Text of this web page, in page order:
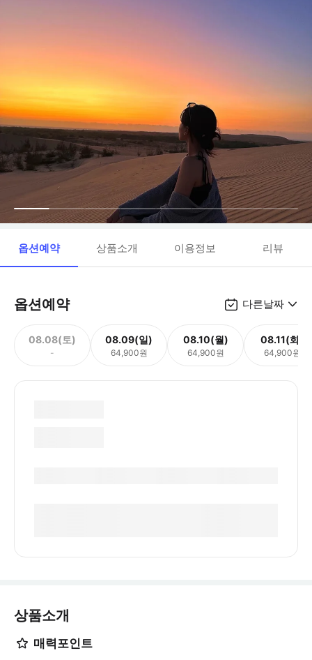
옵션예약 상품소개 이용정보 리뷰
옵션예약 다른날짜
08.08(토)
-
08.09(일)
64,900원
08.10(월)
64,900원
08.11(화)
64,900원
상품소개
매력포인트